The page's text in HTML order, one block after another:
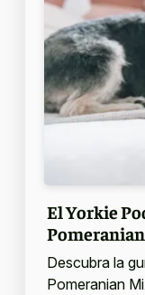
El Yorkie
Descubra la
Pomeranian